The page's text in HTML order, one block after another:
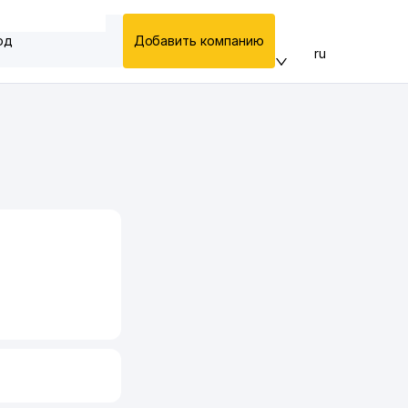
Добавить компанию
ru